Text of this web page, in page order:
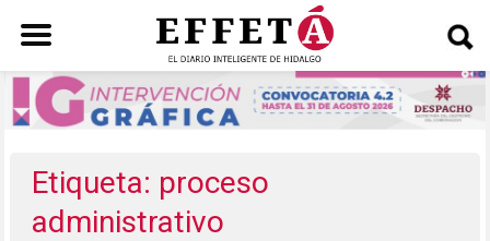
Saltar
al
contenido
Etiqueta: proceso
administrativo